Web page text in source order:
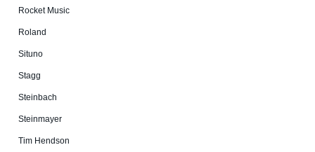
Rocket Music
Roland
Situno
Stagg
Steinbach
Steinmayer
Tim Hendson